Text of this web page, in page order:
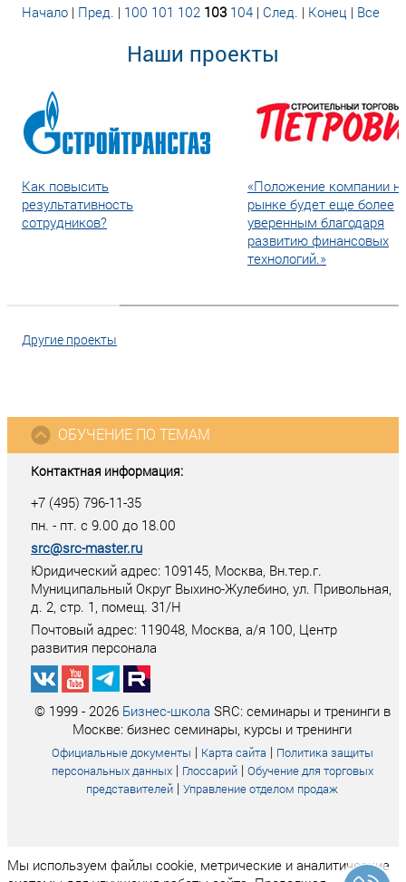
Начало | Пред. | 100 101 102 103 104 | След. | Конец | Все
Наши проекты
Как повысить
результативность
сотрудников?
«Положение компании
рынке будет еще более
уверенным благодаря
развитию финансовых
технологий.»
Другие проекты
Контактная информация:
+7 (495) 796-11-35
пн. - пт. с 9.00 до 18.00
src@src-master.ru
Юридический адрес: 109145, Москва, Вн.тер.г.
Муниципальный Округ Выхино-Жулебино, ул. Привольная,
д. 2, стр. 1, помещ. 31/Н
Почтовый адрес: 119048, Москва, а/я 100, Центр
развития персонала
ОБУЧЕНИЕ ПО ТЕМАМ
© 1999 - 2026 Бизнес-школа SRC: семинары и тренинги в
Москве: бизнес семинары, курсы и тренинги
Официальные документы | Карта сайта | Политика защиты
персональных данных| Глоссарий| Обучение для торговых
представителей | Управление отделом продаж
Мы используем файлы cookie, метрические и аналитические